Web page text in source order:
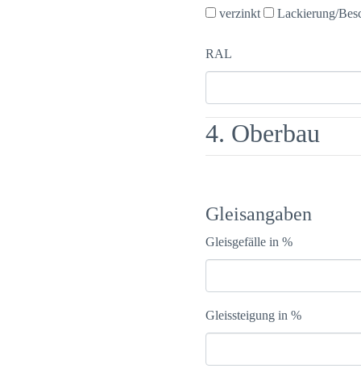
verzinkt
Lackierung/
RAL
4. Oberbau
Gleisangaben
Gleisgefälle in %
Gleissteigung in %